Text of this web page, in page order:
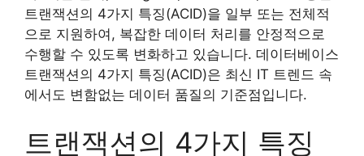
트랜잭션의 4가지 특징(ACID)을 일부 또는 전체적
으로 지원하여, 복잡한 데이터 처리를 안정적으로
수행할 수 있도록 변화하고 있습니다. 데이터베이스
트랜잭션의 4가지 특징(ACID)은 최신 IT 트렌드 속
에서도 변함없는 데이터 품질의 기준점입니다.
트랜잭션의 4가지 특징